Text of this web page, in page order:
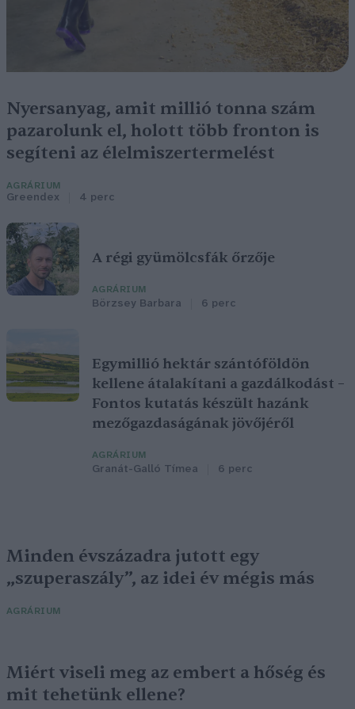
Nyersanyag, amit millió tonna szám
pazarolunk el, holott több fronton is
segíteni az élelmiszertermelést
AGRÁRIUM
Greendex 4 perc
A régi gyümölcsfák őrzője
AGRÁRIUM
Börzsey Barbara 6 perc
Egymillió hektár szántóföldön
kellene átalakítani a gazdálkodást –
Fontos kutatás készült hazánk
mezőgazdaságának jövőjéről
AGRÁRIUM
Granát-Galló Tímea 6 perc
Minden évszázadra jutott egy
„szuperaszály”, az idei év mégis más
AGRÁRIUM
Miért viseli meg az embert a hőség és
mit tehetünk ellene?